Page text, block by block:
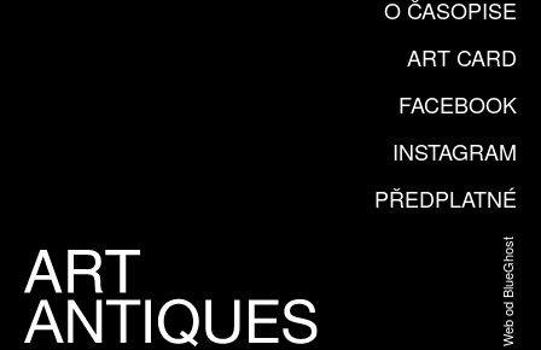
O ČASOPISE
ART CARD
FACEBOOK
INSTAGRAM
PŘEDPLATNÉ
Web od BlueGhost